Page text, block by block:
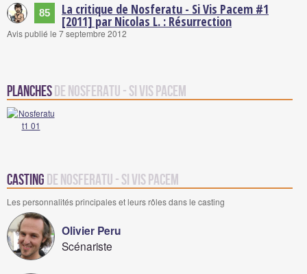
85 La critique de Nosferatu - Si Vis Pacem #1
[2011] par Nicolas L. : Résurrection
Avis publié le 7 septembre 2012
Planchesde Nosferatu - Si Vis Pacem
Casting de Nosferatu - Si Vis Pacem
Les personnalités principales et leurs rôles dans le casting
Olivier Peru
Scénariste